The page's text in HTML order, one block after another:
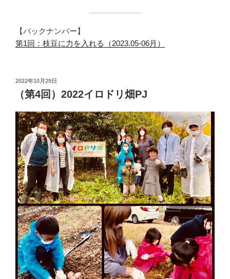
【バックナンバー】
第1回：枝豆に力を入れる（2023.05-06月）
投
日:
2022年10月29日
（第4回）2022イロドリ畑PJ